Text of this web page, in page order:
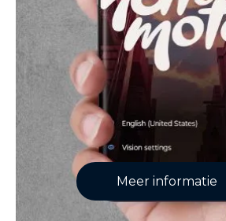
Meer informatie